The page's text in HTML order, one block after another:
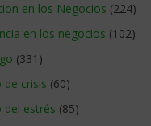
en los Negocios (224)
en los negocios (102)
(331)
de crisis (60)
del estrés (85)